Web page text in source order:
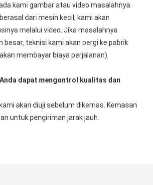
kami gambar atau video masalahnya.
dari mesin kecil, kami akan
melalui video. Jika masalahnya
besar, teknisi kami akan pergi ke pabrik
membayar biaya perjalanan).
dapat mengontrol kualitas dan
akan diuji sebelum dikemas. Kemasan
untuk pengiriman jarak jauh.